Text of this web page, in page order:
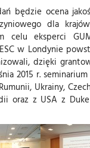
będzie ocena
dla
celu eksperci
w Londynie
dzięki
2015 r.
Ukrainy,
oraz z USA z